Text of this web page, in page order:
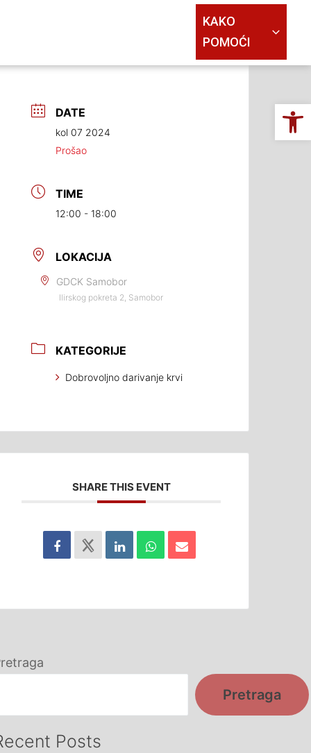
KAKO
POMOĆI
DATE
kol 07 2024
Prošao
TIME
12:00 - 18:00
LOKACIJA
GDCK Samobor
Ilirskog pokreta 2, Samobor
KATEGORIJE
Dobrovoljno darivanje krvi
SHARE THIS EVENT
Pretraga
Posts